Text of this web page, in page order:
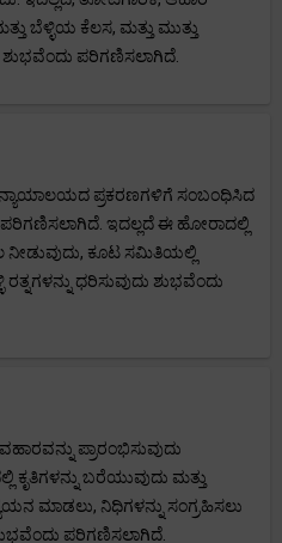
ಬೆಳ್ಳಿಯ ಕೆಲಸ, ಮತ್ತು ಮುತ್ತು
ಶುಭವೆಂದು ಪರಿಗಣಿಸಲಾಗಿದೆ.
ಪ್ರಕರಣಗಳಿಗೆ ಸಂಬಂಧಿಸಿದ
ಪರಿಗಣಿಸಲಾಗಿದೆ. ಇದಲ್ಲದೆ ಈ ಹೋರಾದಲ್ಲಿ
ನೀಡುವುದು, ಕೂಟ ಸಮಿತಿಯಲ್ಲಿ
ಧರಿಸುವುದು ಶುಭವೆಂದು
ಪ್ರಾರಂಭಿಸುವುದು
ಬರೆಯುವುದು ಮತ್ತು
ಮಾಡಲು, ನಿಧಿಗಳನ್ನು ಸಂಗ್ರಹಿಸಲು
ಪರಿಗಣಿಸಲಾಗಿದೆ.